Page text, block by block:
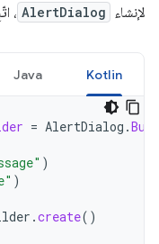
لإنشاء
AlertDialog ،
Kotlin
Java
= AlertDialog .
)
)
.create()